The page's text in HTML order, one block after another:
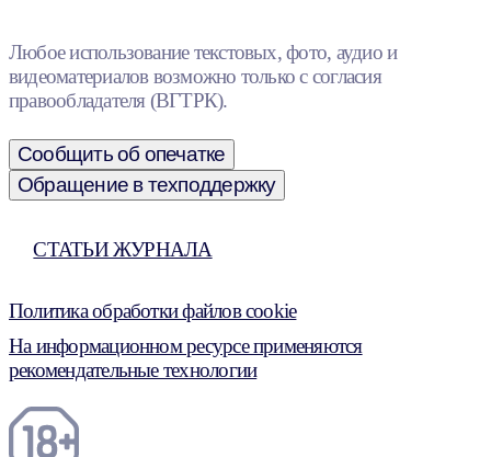
Любое использование текстовых, фото, аудио и
видеоматериалов возможно только с согласия
правообладателя (ВГТРК).
Сообщить об опечатке
Обращение в техподдержку
СТАТЬИ ЖУРНАЛА
Политика обработки файлов cookie
На информационном ресурсе применяются
рекомендательные технологии